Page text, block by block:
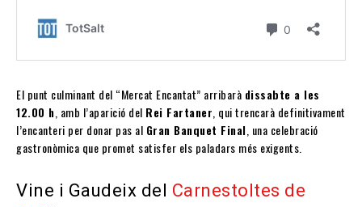
El punt culminant del “Mercat Encantat” arribarà dissabte a les
12.00 h, amb l’aparició del Rei Fartaner, qui trencarà definitivament
l’encanteri per donar pas al Gran Banquet Final, una celebració
gastronòmica que promet satisfer els paladars més exigents.
Vine i Gaudeix del Carnestoltes de